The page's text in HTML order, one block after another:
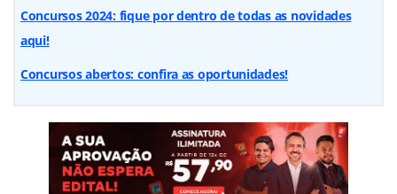
Concursos 2024: fique por dentro de todas as novidades
aqui!
Concursos abertos: confira as oportunidades!